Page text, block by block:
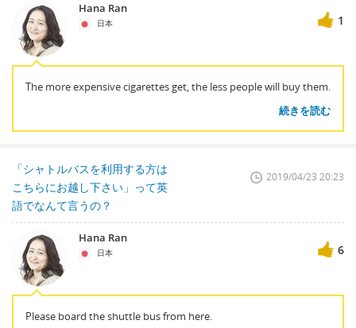
Hana Ran
日本 1
The more expensive cigarettes get, the less people will buy them.
続きを読む
「シャトルバスを利用する方は
こちらにお越し下さい」って英
語でなんて言うの？
2019/04/23 20:23
Hana Ran
日本 6
Please board the shuttle bus from here.